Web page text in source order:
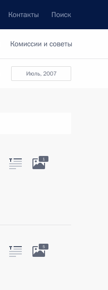
Контакты Поиск
Комиссии и советы
июль, 2007
1
5